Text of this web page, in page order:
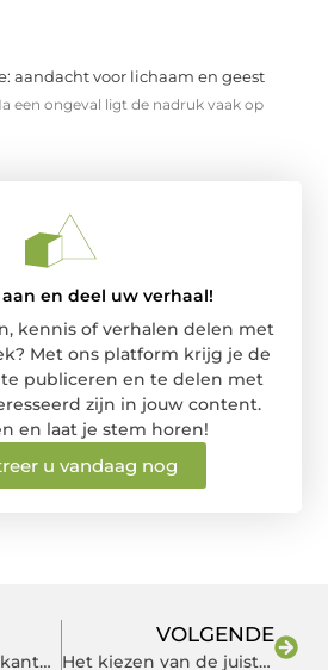
aandacht voor lichaam en geest
een ongeval ligt de nadruk vaak op
en deel uw verhaal!
kennis of verhalen delen met
Met ons platform krijg je de
publiceren en te delen met
zijn in jouw content.
en laat je stem horen!
u vandaag nog
Een administratiekantoor in Deventer: Waarom diensten op Maat voor Lokale Ondernemers
VOLGENDE
Het kiezen van de juiste doorstroomboiler op 123Installatiematerialen.nl